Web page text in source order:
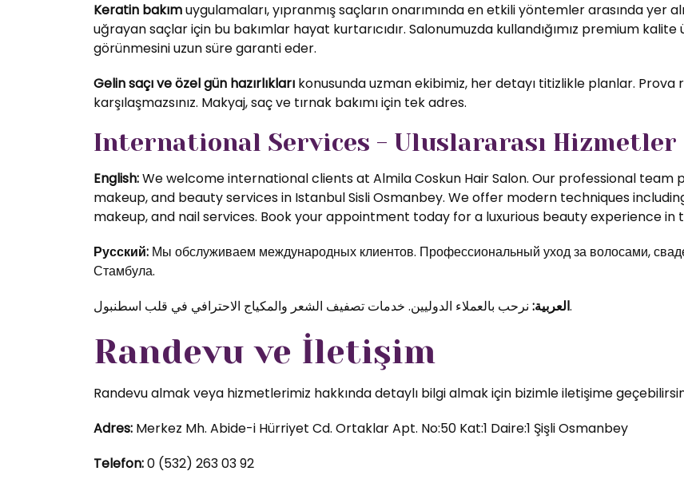
Keratin bakımuygulamaları, yıpranmış saçların onarımında en etkili yöntemler arasında yer
uğrayan saçlar için bu bakımlar hayat kurtarıcıdır. Salonumuzda kullandığımız premium kalite
görünmesini uzun süre garanti eder.
Gelin saçı ve özel gün hazırlıkları konusunda uzman ekibimiz, her detayı titizlikle planlar.
karşılaşmazsınız. Makyaj, saç ve tırnak bakımı için tek adres.
International Services - Uluslararası Hizmetler
English:We welcome international clients at Almila Coskun Hair Salon. Our professional team
makeup, and beauty services in Istanbul Sisli Osmanbey. We offer modern techniques
makeup, and nail services. Book your appointment today for a luxurious beauty experience in
Русский: Мы обслуживаем международных клиентов. Профессиональный уход за волосами,
Стамбула.
العربية:نرحب بالعملاء الدوليين. خدمات تصفيف الشعر والمكياج الاحترافي في قلب اسطنبول.
Randevu ve İletişim
Randevu almak veya hizmetlerimiz hakkında detaylı bilgi almak için bizimle iletişime
Adres: Merkez Mh. Abide-i Hürriyet Cd. Ortaklar Apt. No:50 Kat:1 Daire:1 Şişli Osmanbey
Telefon:0 (532) 263 03 92